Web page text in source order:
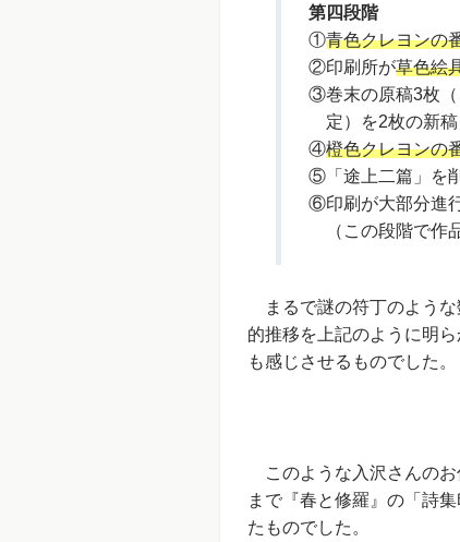
第四段階
①青色クレヨンの
②印刷所が草色絵
③巻末の原稿3枚（
定）を2枚の新稿
④橙色クレヨンの
⑤「途上二篇」を
⑥印刷が大部分進
（この段階で作
まるで謎の符丁のような
的推移を上記のように明
も感じさせるものでした。
このような入沢さんのお
まで『春と修羅』の「詩
たものでした。